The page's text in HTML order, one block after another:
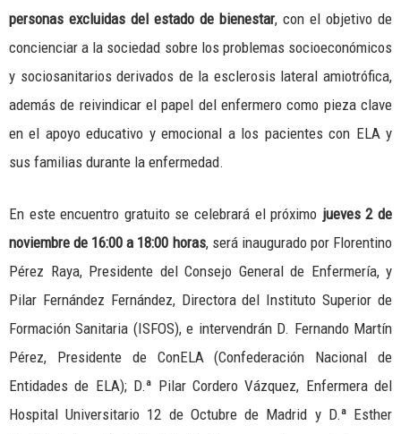
personas excluidas del estado de bienestar, con el objetivo de
concienciar a la sociedad sobre los problemas socioeconómicos
y sociosanitarios derivados de la esclerosis lateral amiotrófica,
además de reivindicar el papel del enfermero como pieza clave
en el apoyo educativo y emocional a los pacientes con ELA y
sus familias durante la enfermedad.
En este encuentro gratuito se celebrará el próximo jueves 2 de
noviembre de 16:00 a 18:00 horas, será inaugurado por Florentino
Pérez Raya, Presidente del Consejo General de Enfermería, y
Pilar Fernández Fernández, Directora del Instituto Superior de
Formación Sanitaria (ISFOS), e intervendrán D. Fernando Martín
Pérez, Presidente de ConELA (Confederación Nacional de
Entidades de ELA); D.ª Pilar Cordero Vázquez, Enfermera del
Hospital Universitario 12 de Octubre de Madrid y D.ª Esther